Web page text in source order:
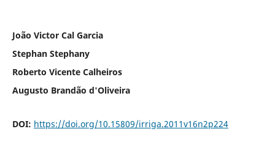
João Victor Cal Garcia
Stephan Stephany
Roberto Vicente Calheiros
Augusto Brandão d'Oliveira
DOI: https://doi.org/10.15809/irriga.2011v16n2p224